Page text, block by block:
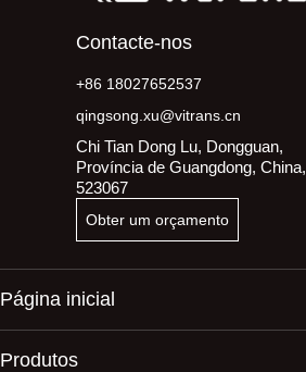
Contacte-nos
+86 18027652537
qingsong.xu@vitrans.cn
Chi Tian Dong Lu, Dongguan,
Província de Guangdong, China,
523067
Obter um orçamento
Página inicial
Produtos